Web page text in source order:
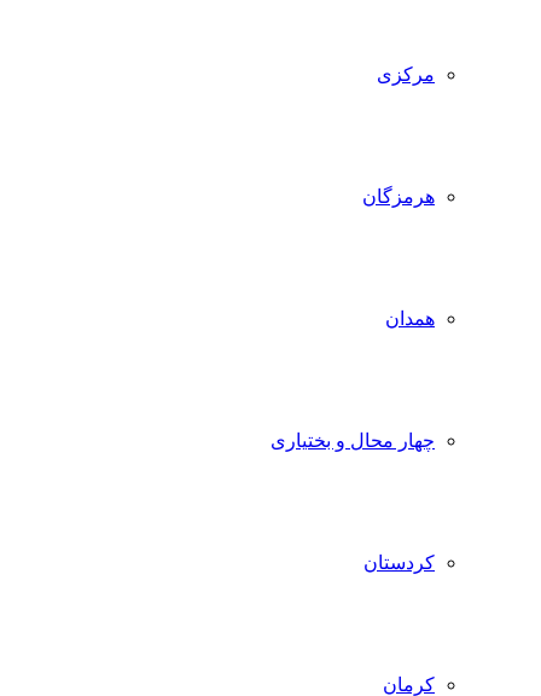
مرکزی
هرمزگان
همدان
چهار محال و بختیاری
کردستان
کرمان